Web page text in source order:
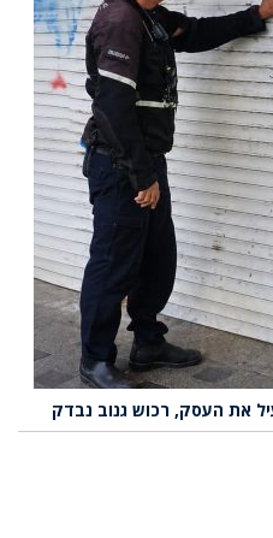
את העסק, רכוש גנוב נבדק